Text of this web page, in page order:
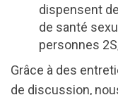
dispensent
de santé
personnes
Grâce à des
de discussion,